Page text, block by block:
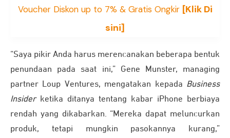
Voucher Diskon up to 7% & Gratis Ongkir [Klik Di
sini]
“Saya pikir Anda harus merencanakan beberapa bentuk
penundaan pada saat ini,” Gene Munster, managing
partner Loup Ventures, mengatakan kepada Business
Insiderketika ditanya tentang kabar iPhone berbiaya
rendah yang dikabarkan. “Mereka dapat meluncurkan
produk, tetapi mungkin pasokannya kurang,”